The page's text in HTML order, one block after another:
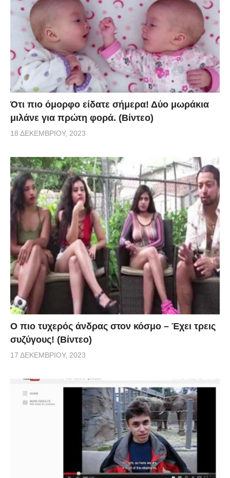
Ότι πιο όμορφο είδατε σήμερα! Δύο μωράκια
μιλάνε για πρώτη φορά. (Βίντεο)
18 ΔΕΚΕΜΒΡΊΟΥ, 2023
Ο πιο τυχερός άνδρας στον κόσμο – Έχει τρεις
συζύγους! (Βίντεο)
17 ΔΕΚΕΜΒΡΊΟΥ, 2023